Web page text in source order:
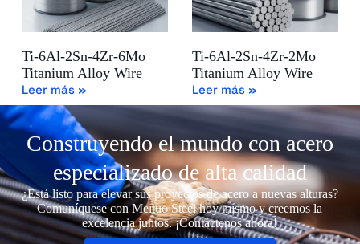
Ti-6Al-2Sn-4Zr-6Mo
Titanium Alloy Wire
Leer más »
Ti-6Al-2Sn-4Zr-2Mo
Titanium Alloy Wire
Leer más »
Construyendo el mundo con acero
especializado de alta calidad
¿Está listo para elevar sus proyectos de acero a nuevas alturas?
Comuníquese con Meituo Steel hoy mismo y creemos la
excelencia juntos. ¡Contáctenos ahora!